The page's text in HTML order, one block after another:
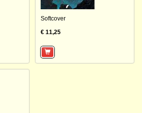
Softcover
€ 11,25